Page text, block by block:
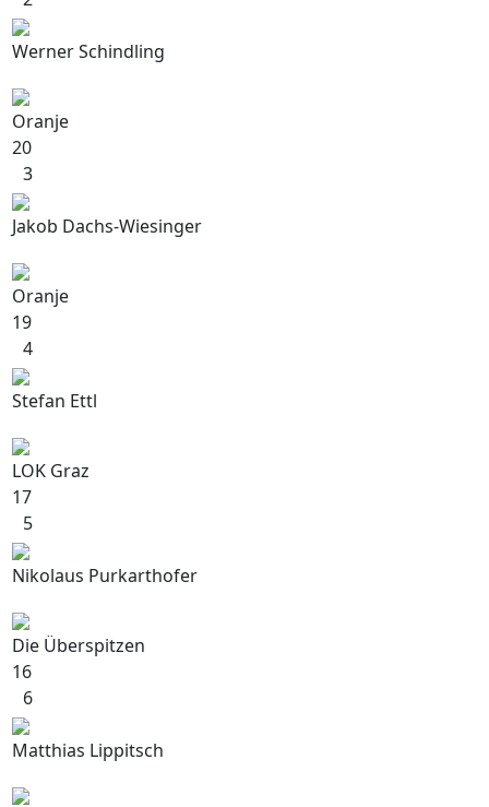
Werner Schindling
Oranje
20
3
Jakob Dachs-Wiesinger
Oranje
19
4
Stefan Ettl
LOK Graz
17
5
Nikolaus Purkarthofer
Die Überspitzen
16
6
Matthias Lippitsch